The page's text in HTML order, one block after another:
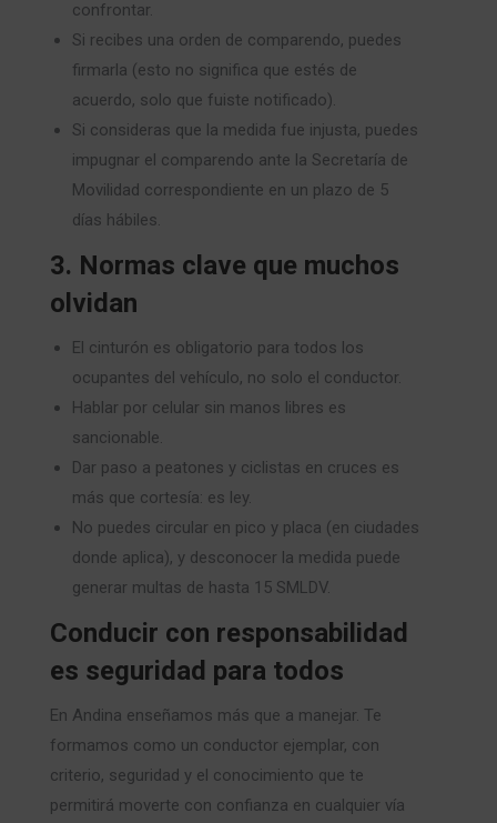
confrontar.
Si recibes una orden de comparendo, puedes
firmarla (esto no significa que estés de
acuerdo, solo que fuiste notificado).
Si consideras que la medida fue injusta, puedes
impugnar el comparendo ante la Secretaría de
Movilidad correspondiente en un plazo de 5
días hábiles.
3. Normas clave que muchos
olvidan
El cinturón es obligatorio para todos los
ocupantes del vehículo, no solo el conductor.
Hablar por celular sin manos libres es
sancionable.
Dar paso a peatones y ciclistas en cruces es
más que cortesía: es ley.
No puedes circular en pico y placa (en ciudades
donde aplica), y desconocer la medida puede
generar multas de hasta 15 SMLDV.
Conducir con responsabilidad
es seguridad para todos
En Andina enseñamos más que a manejar. Te
formamos como un conductor ejemplar, con
criterio, seguridad y el conocimiento que te
permitirá moverte con confianza en cualquier vía